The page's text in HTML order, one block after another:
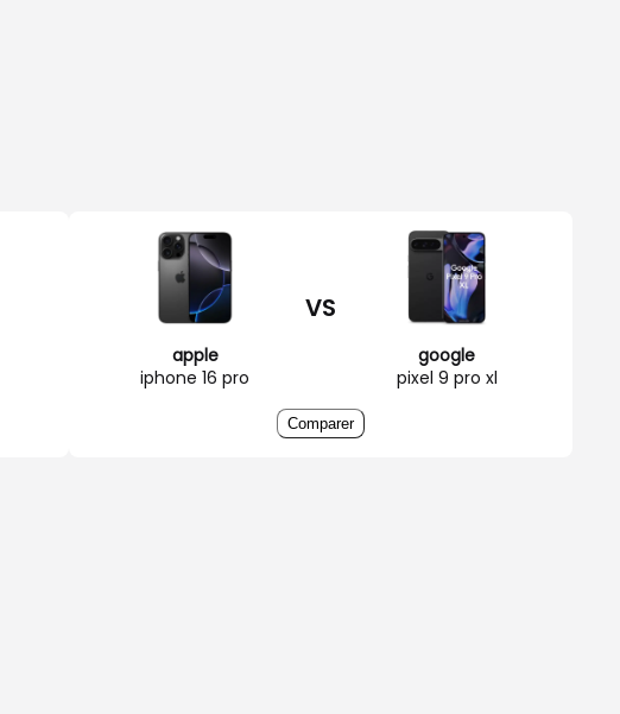
apple
iphone 16 pro
VS
google
pixel 9 pro xl
Comparer